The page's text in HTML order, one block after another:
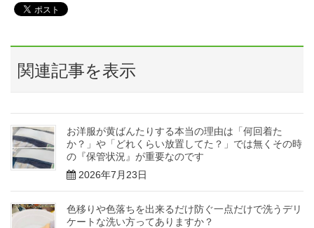
関連記事を表示
お洋服が黄ばんたりする本当の理由は「何回着た
か？」や「どれくらい放置してた？」では無くその時
の『保管状況』が重要なのです
2026年7月23日
色移りや色落ちを出来るだけ防ぐ一点だけで洗うデリ
ケートな洗い方ってありますか？